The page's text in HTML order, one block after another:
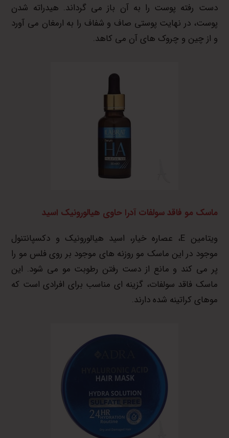
دست رفته پوست را به آن باز می گرداند. هیدراته شدن
پوست، در نهایت پوستی صاف و شفاف را به ارمغان می آورد
و از چین و چروک های آن می کاهد.
ماسک مو فاقد سولفات آدرا حاوی هیالورونیک اسید
ویتامین E، عصاره خیار، اسید هیالورونیک و دکسپانتنول
موجود در این ماسک مو روزنه های موجود بر روی فلس مو را
پر می کند و مانع از دست رفتن رطوبت مو می شود. این
ماسک فاقد سولفات، گزینه ای مناسب برای افرادی است که
موهای کراتینه شده دارند.